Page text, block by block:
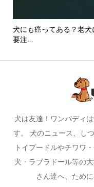
犬にも癌ってある？老
要注...
犬は友達！ワンバディ
す。 犬のニュース、し
トイプードルやチワワ
犬・ラブラドール等の
さん達へ、ため